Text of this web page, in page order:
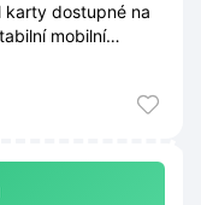
karty dostupné na
mobilní
roaming nyní